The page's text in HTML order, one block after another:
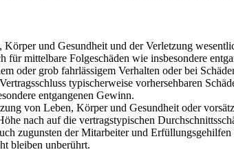
und Gesundheit und der Verletzung
mittelbare Folgeschäden wie insbesondere
oder grob fahrlässigem Verhalten oder bei
typischerweise vorhersehbaren
entgangenen Gewinn.
von Leben, Körper und Gesundheit oder
nach auf die vertragstypischen
zugunsten der Mitarbeiter und Erfüllungsgehilfen
bleiben unberührt.